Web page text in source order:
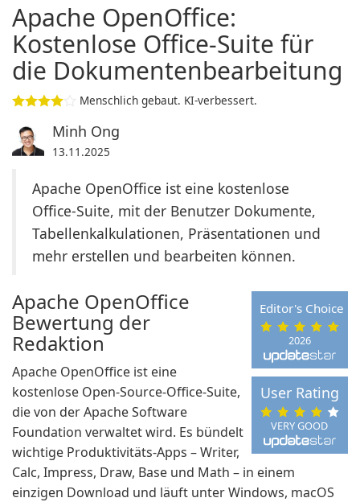
Apache OpenOffice:
Kostenlose Office-Suite für
die Dokumentenbearbeitung
Menschlich gebaut. KI-verbessert.
Minh Ong
13.11.2025
Apache OpenOffice ist eine kostenlose
Office-Suite, mit der Benutzer Dokumente,
Tabellenkalkulationen, Präsentationen und
mehr erstellen und bearbeiten können.
2026
Editor's Choice
VERY GOOD
User Rating
Apache OpenOffice
Bewertung der
Redaktion
Apache OpenOffice ist eine
kostenlose Open-Source-Office-Suite,
die von der Apache Software
Foundation verwaltet wird. Es bündelt
wichtige Produktivitäts-Apps – Writer,
Calc, Impress, Draw, Base und Math – in einem
einzigen Download und läuft unter Windows, macOS